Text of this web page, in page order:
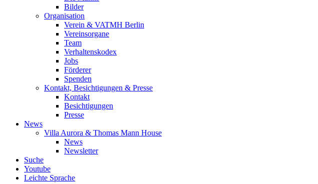
Bilder
Organisation
Verein & VATMH Berlin
Vereinsorgane
Team
Verhaltenskodex
Jobs
Förderer
Spenden
Kontakt, Besichtigungen & Presse
Kontakt
Besichtigungen
Presse
News
Villa Aurora & Thomas Mann House
News
Newsletter
Suche
Youtube
Leichte Sprache